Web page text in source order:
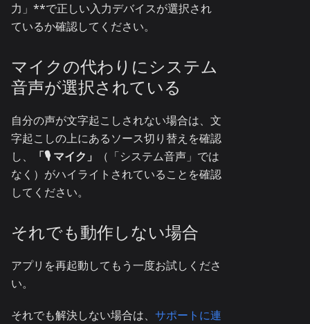
力」**で正しい入力デバイスが選択され
ているか確認してください。
マイクの代わりにシステム
音声が選択されている
自分の声が文字起こしされない場合は、文
字起こしの上にあるソース切り替えを確認
し、
「🎙️ マイク」
（「システム音声」では
なく）がハイライトされていることを確認
してください。
それでも動作しない場合
アプリを再起動してもう一度お試しくださ
い。
それでも解決しない場合は、 サポートに連